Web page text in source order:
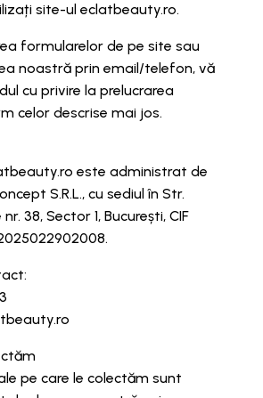
site-ul eclatbeauty.ro.
formularelor de pe site sau
noastră prin email/telefon, vă
cu privire la prelucrarea
celor descrise mai jos.
este administrat de
S.R.L., cu sediul în Str.
38, Sector 1, București, CIF
pe care le colectăm sunt